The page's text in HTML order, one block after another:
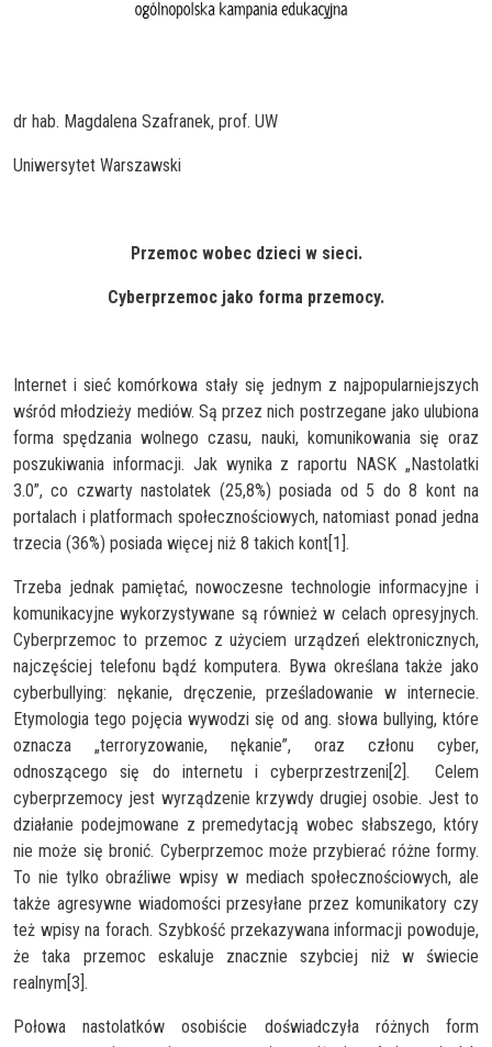
dr hab. Magdalena Szafranek, prof. UW
Uniwersytet Warszawski
Przemoc wobec dzieci w sieci.
Cyberprzemoc jako forma przemocy.
Internet i sieć komórkowa stały się jednym z najpopularniejszych
wśród młodzieży mediów. Są przez nich postrzegane jako ulubiona
forma spędzania wolnego czasu, nauki, komunikowania się oraz
poszukiwania informacji. Jak wynika z raportu NASK „Nastolatki
3.0”, co czwarty nastolatek (25,8%) posiada od 5 do 8 kont na
portalach i platformach społecznościowych, natomiast ponad jedna
trzecia (36%) posiada więcej niż 8 takich kont[1].
Trzeba jednak pamiętać, nowoczesne technologie informacyjne i
komunikacyjne wykorzystywane są również w celach opresyjnych.
Cyberprzemoc to przemoc z użyciem urządzeń elektronicznych,
najczęściej telefonu bądź komputera. Bywa określana także jako
cyberbullying: nękanie, dręczenie, prześladowanie w internecie.
Etymologia tego pojęcia wywodzi się od ang. słowa bullying, które
oznacza „terroryzowanie, nękanie”, oraz członu cyber,
odnoszącego się do internetu i cyberprzestrzeni[2]. Celem
cyberprzemocy jest wyrządzenie krzywdy drugiej osobie. Jest to
działanie podejmowane z premedytacją wobec słabszego, który
nie może się bronić. Cyberprzemoc może przybierać różne formy.
To nie tylko obraźliwe wpisy w mediach społecznościowych, ale
także agresywne wiadomości przesyłane przez komunikatory czy
też wpisy na forach. Szybkość przekazywana informacji powoduje,
że taka przemoc eskaluje znacznie szybciej niż w świecie
realnym[3].
Połowa nastolatków osobiście doświadczyła różnych form